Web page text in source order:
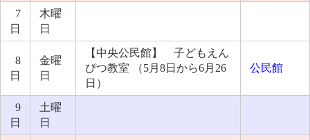
7
日
木曜
日
8
日
金曜
日
【中央公民館】 子どもえん
ぴつ教室 （5月8日から6月26
日）
公民館
9
日
土曜
日